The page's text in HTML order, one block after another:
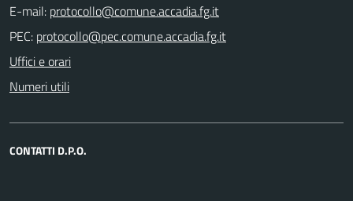
E-mail:
PEC:
Uffici e orari
Numeri utili
CONTATTI D.P.O.